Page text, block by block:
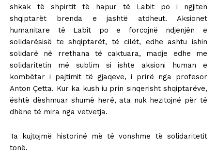
shkak të shpirtit të hapur të Labit po i ngjiten
shqiptarët brenda e jashtë atdheut. Aksionet
humanitare të Labit po e forcojnë ndjenjën e
solidarësisë te shqiptarët, të cilët, edhe ashtu ishin
solidarë në rrethana të caktuara, madje edhe me
solidaritetin më sublim si ishte aksioni human e
kombëtar i pajtimit të gjaqeve, i prirë nga profesor
Anton Çetta. Kur ka kush iu prin sinqerisht shqiptarëve,
është dëshmuar shumë herë, ata nuk hezitojnë për të
dhëne të mira nga vetvetja.
Ta kujtojmë historinë më të vonshme të solidaritetit
tonë.